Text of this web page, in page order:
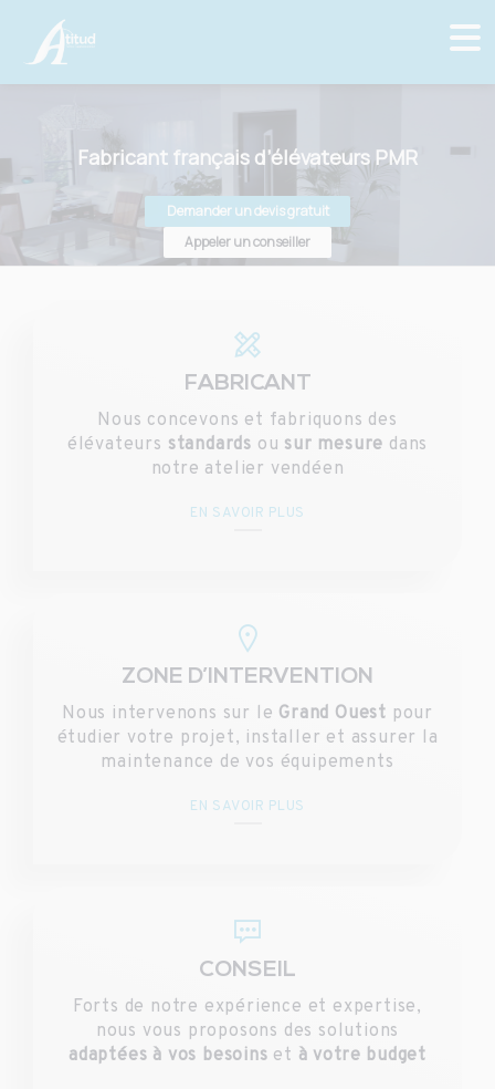
Fabricant français d’élévateurs PMR
Demander un devis gratuit
Appeler un conseiller
FABRICANT
Nous concevons et fabriquons des
élévateurs standards ou sur mesure dans
notre atelier vendéen
EN SAVOIR PLUS
ZONE D’INTERVENTION
Nous intervenons sur le Grand Ouest pour
étudier votre projet, installer et assurer la
maintenance de vos équipements
EN SAVOIR PLUS
CONSEIL
Forts de notre expérience et expertise,
nous vous proposons des solutions
adaptées à vos besoins et à votre budget